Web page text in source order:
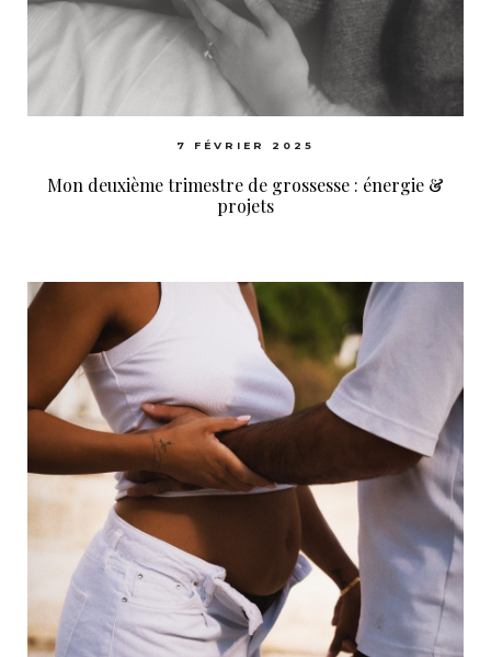
7 FÉVRIER 2025
Mon deuxième trimestre de grossesse : énergie &
projets